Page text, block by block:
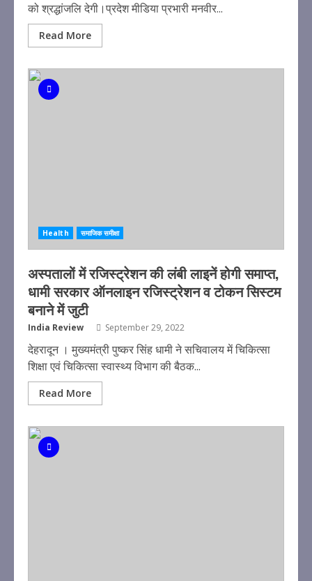
को श्रद्धांजलि देगी।प्रदेश मीडिया प्रभारी मनवीर...
Read More
Health समाजिक समीक्षा
अस्पतालों में रजिस्ट्रेशन की लंबी लाइनें होगी समाप्त,
धामी सरकार ऑनलाइन रजिस्ट्रेशन व टोकन सिस्टम
बनाने में जुटी
India Review September 29, 2022
देहरादून । मुख्यमंत्री पुष्कर सिंह धामी ने सचिवालय में चिकित्सा
शिक्षा एवं चिकित्सा स्वास्थ्य विभाग की बैठक...
Read More